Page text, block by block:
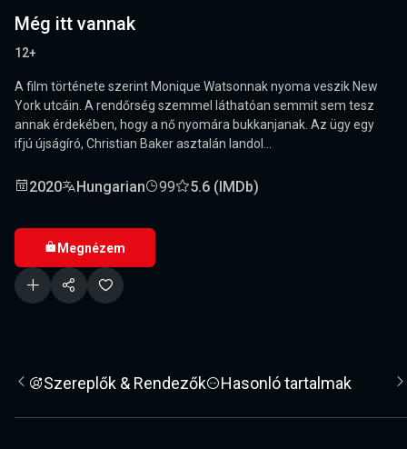
Még itt vannak
12+
A film története szerint Monique Watsonnak nyoma veszik New
York utcáin. A rendőrség szemmel láthatóan semmit sem tesz
annak érdekében, hogy a nő nyomára bukkanjanak. Az ügy egy
ifjú újságíró, Christian Baker asztalán landol...
2020 Hungarian 99 5.6 (IMDb)
Megnézem
Szereplők & Rendezők Hasonló tartalmak